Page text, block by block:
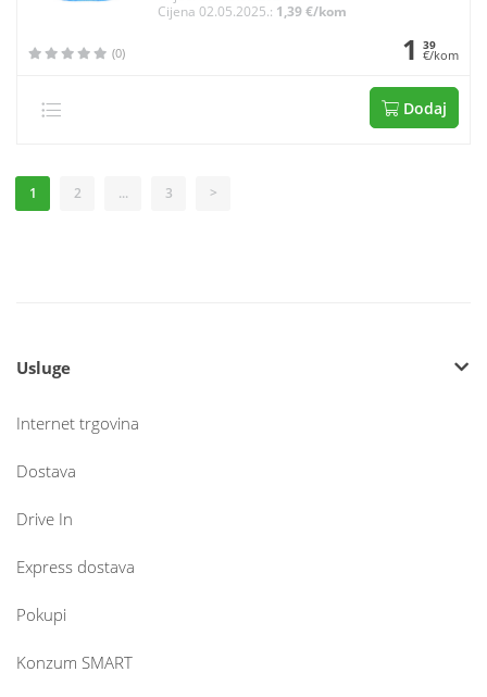
Cijena 02.05.2025.: 1,39 €/kom
(0) 1 39
€/kom
Dodaj
1 2 ... 3 >
Usluge
Internet trgovina
Dostava
Drive In
Express dostava
Pokupi
Konzum SMART